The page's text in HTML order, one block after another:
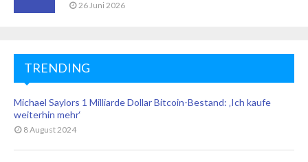
26 Juni 2026
TRENDING
Michael Saylors 1 Milliarde Dollar Bitcoin-Bestand: ‚Ich kaufe
weiterhin mehr‘
8 August 2024